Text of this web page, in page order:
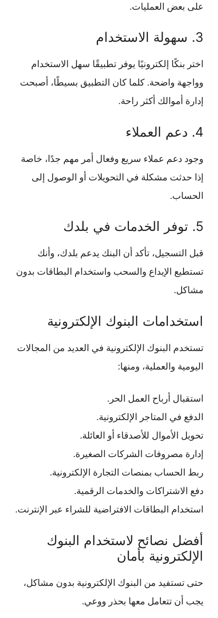
على بعض العمليات.
3. سهولة الاستخدام
اختر بنكًا إلكترونيًا يوفر تطبيقًا سهل الاستخدام
وواجهة واضحة. كلما كان التطبيق بسيطًا، أصبحت
إدارة أموالك أكثر راحة.
4. دعم العملاء
وجود دعم عملاء سريع وفعال أمر مهم جدًا، خاصة
إذا حدثت مشكلة في التحويلات أو الوصول إلى
الحساب.
5. توفر الخدمات في بلدك
قبل التسجيل، تأكد أن البنك يدعم بلدك، وأنك
تستطيع الإيداع والسحب واستخدام البطاقات بدون
مشاكل.
استخدامات البنوك الإلكترونية
تستخدم البنوك الإلكترونية في العديد من المجالات
اليومية والعملية، ومنها:
استقبال أرباح العمل الحر.
الدفع في المتاجر الإلكترونية.
تحويل الأموال للأصدقاء أو العائلة.
إدارة مصروفات الشركات الصغيرة.
ربط الحساب بمنصات التجارة الإلكترونية.
دفع الاشتراكات والخدمات الرقمية.
استخدام البطاقات الافتراضية للشراء عبر الإنترنت.
أفضل نصائح لاستخدام البنوك
الإلكترونية بأمان
حتى تستفيد من البنوك الإلكترونية بدون مشاكل،
يجب أن تتعامل معها بحذر ووعي.